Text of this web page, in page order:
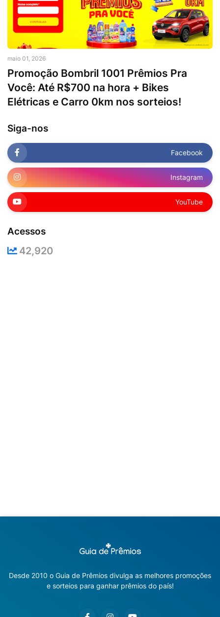
maio 01, 2026
Promoção Bombril 1001 Prêmios Pra
Você: Até R$700 na hora + Bikes
Elétricas e Carro 0km nos sorteios!
Siga-nos
Facebook
Instagram
YouTube
Acessos
42,920
Desde 2010 o Guia de Prêmios divulga as melhores promoções
e sorteios para ganhar prêmios do país!